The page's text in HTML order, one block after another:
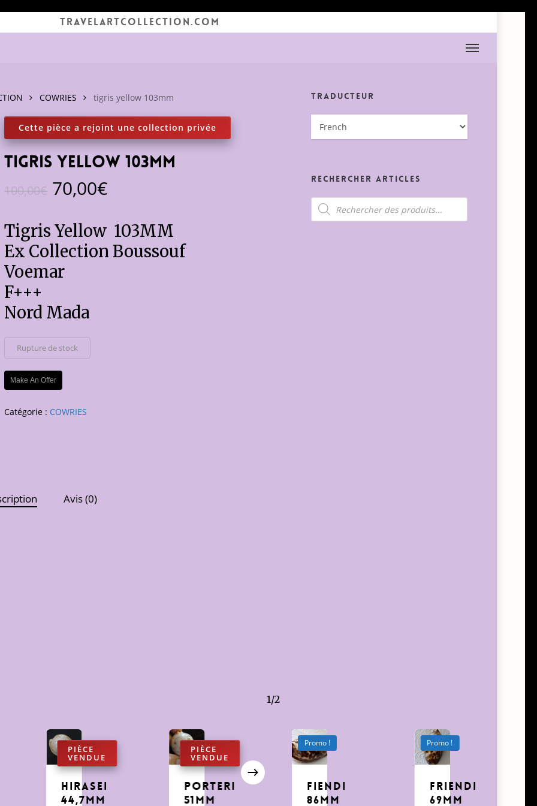
TRAVELARTCOLLECTION.COM
Menu
COWRIES tigris yellow 103mm
tigris yellow 103mm
100,00€ Le
prix
initial
était :
100,00€.
70,00€
actuel
est :
70,00€.
Tigris Yellow 103MM
Ex Collection Boussouf
Voemar
F+++
Nord Mada
Rupture de stock
Make An Offer
Catégorie : COWRIES
Avis (0)
1/2
Hirasei
44,7mm
porteri
51mm
Promo !
fiendi
86mm
Promo !
Friendi
69mm
Traducteur
Rechercher Articles
Recherche
de
produits